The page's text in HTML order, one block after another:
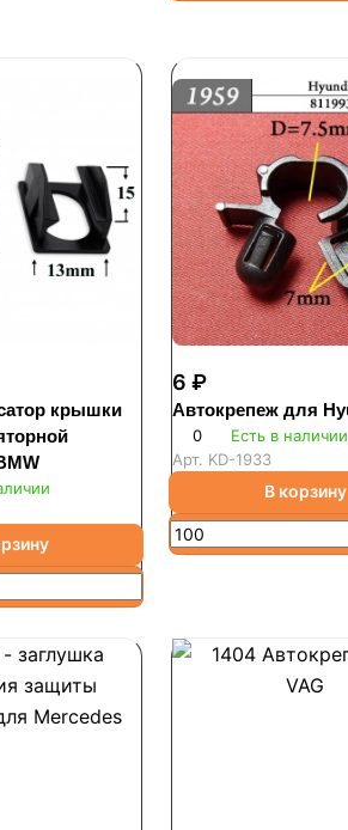
крышки
6 ₽
Автокрепеж для
0
Есть в наличии
Арт. KD-1933
В корзину